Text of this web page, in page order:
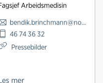
Arbeidsmedisin
bendik.brinchmann@norskindustri.no
46 74 36 32
Pressebilder
mer